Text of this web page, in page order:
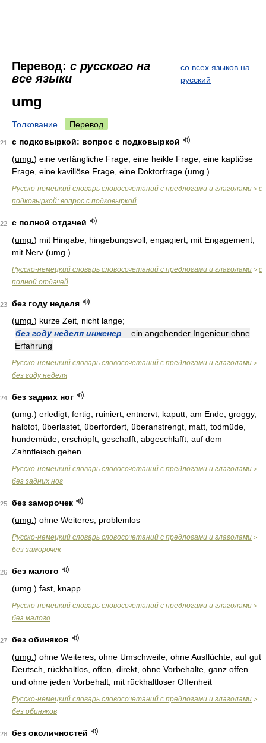
Перевод: с русского на
все языки
со всех языков на
русский
umg
Толкование Перевод
21
с подковыркой: вопрос с подковыркой
(umg. ) eine verfängliche Frage, eine heikle Frage, eine kaptiöse
Frage, eine kavillöse Frage, eine Doktorfrage (umg. )
Русско-немецкий словарь словосочетаний с предлогами и глаголами > с
подковыркой: вопрос с подковыркой
22
с полной отдачей
(umg. ) mit Hingabe, hingebungsvoll, engagiert, mit Engagement,
mit Nerv (umg. )
Русско-немецкий словарь словосочетаний с предлогами и глаголами > с
полной отдачей
23
без году неделя
(umg. ) kurze Zeit, nicht lange;
без году неделя инженер – ein angehender Ingenieur ohne
Erfahrung
Русско-немецкий словарь словосочетаний с предлогами и глаголами >
без году неделя
24
без задних ног
(umg. ) erledigt, fertig, ruiniert, entnervt, kaputt, am Ende, groggy,
halbtot, überlastet, überfordert, überanstrengt, matt, todmüde,
hundemüde, erschöpft, geschafft, abgeschlafft, auf dem
Zahnfleisch gehen
Русско-немецкий словарь словосочетаний с предлогами и глаголами >
без задних ног
25
без заморочек
(umg. ) ohne Weiteres, problemlos
Русско-немецкий словарь словосочетаний с предлогами и глаголами >
без заморочек
26
без малого
(umg. ) fast, knapp
Русско-немецкий словарь словосочетаний с предлогами и глаголами >
без малого
27
без обиняков
(umg. ) ohne Weiteres, ohne Umschweife, ohne Ausflüchte, auf gut
Deutsch, rückhaltlos, offen, direkt, ohne Vorbehalte, ganz offen
und ohne jeden Vorbehalt, mit rückhaltloser Offenheit
Русско-немецкий словарь словосочетаний с предлогами и глаголами >
без обиняков
28
без околичностей